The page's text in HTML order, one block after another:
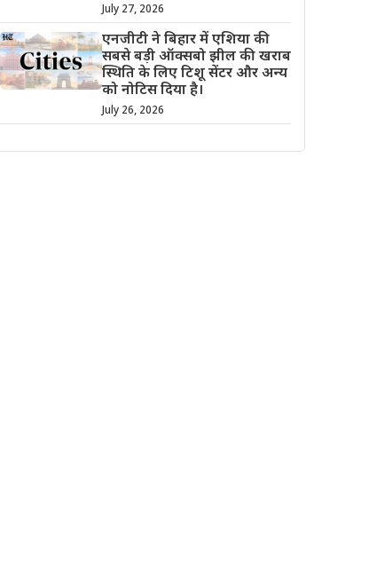
July 27, 2026
एनजीटी ने बिहार में एशिया की
सबसे बड़ी ऑक्सबो झील की खराब
स्थिति के लिए टिशू सेंटर और अन्य
को नोटिस दिया है।
July 26, 2026